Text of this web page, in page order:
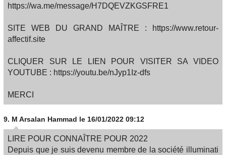
https://wa.me/message/H7DQEVZKGSFRE1
SITE WEB DU GRAND MAÎTRE : https://www.retour-
affectif.site
CLIQUER SUR LE LIEN POUR VISITER SA VIDEO
YOUTUBE : https://youtu.be/nJyp1Iz-dfs
MERCI
9. M Arsalan Hammad le 16/01/2022 09:12
LIRE POUR CONNAÎTRE POUR 2022
Depuis que je suis devenu membre de la société illuminati